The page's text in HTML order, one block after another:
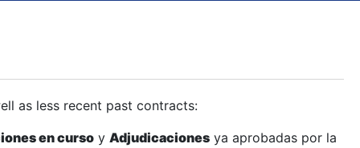
as less recent past contracts:
en curso y Adjudicaciones ya aprobadas por la